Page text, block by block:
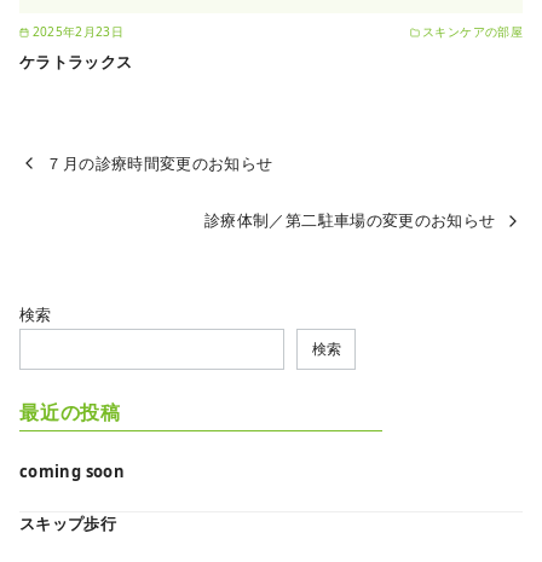
2025年2月23日 スキンケアの部屋
ケラトラックス
７月の診療時間変更のお知らせ
診療体制／第二駐車場の変更のお知らせ
検索
検索
最近の投稿
coming soon
スキップ歩行